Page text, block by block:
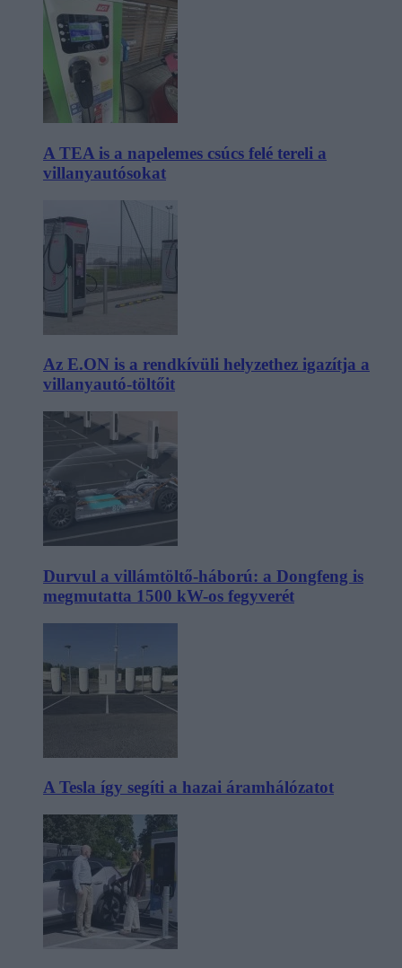
A TEA is a napelemes csúcs felé tereli a
villanyautósokat
Az E.ON is a rendkívüli helyzethez igazítja a
villanyautó-töltőit
Durvul a villámtöltő-háború: a Dongfeng is
megmutatta 1500 kW-os fegyverét
A Tesla így segíti a hazai áramhálózatot